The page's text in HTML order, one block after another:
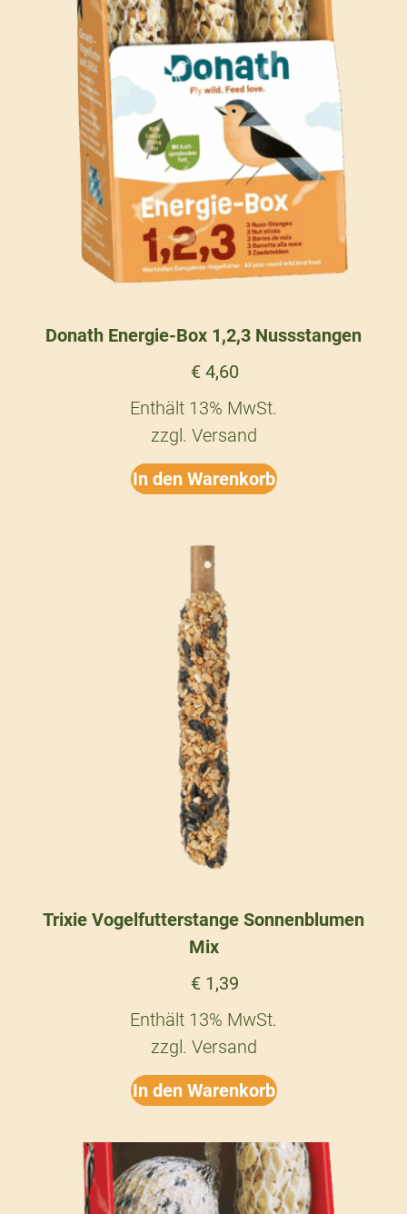
Donath Energie-Box 1,2,3 Nussstangen
€ 4,60
Enthält 13% MwSt.
zzgl. Versand
In den Warenkorb
Trixie Vogelfutterstange Sonnenblumen
Mix
€ 1,39
Enthält 13% MwSt.
zzgl. Versand
In den Warenkorb